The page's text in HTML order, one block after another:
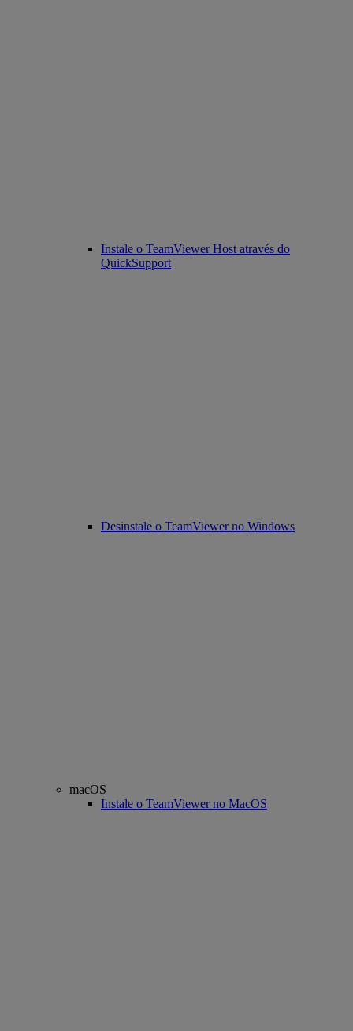
Instale o TeamViewer Host através do
QuickSupport
Desinstale o TeamViewer no Windows
macOS
Instale o TeamViewer no MacOS